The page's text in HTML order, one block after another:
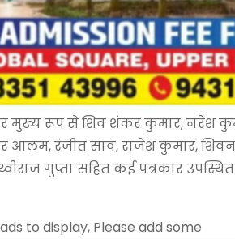
मुख्य रूप से शिव शंकर कुमार, नरेश
आलम, रंजीत साव, राजेश कुमार,
गुप्ता सहित कई पत्रकार उपस्थित
to display, Please add some